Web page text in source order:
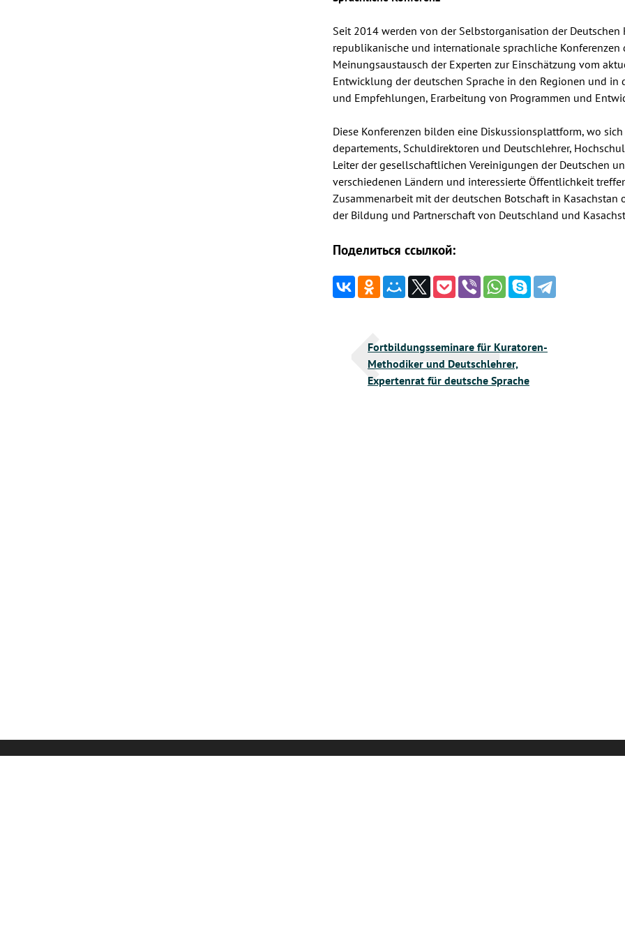
Seit 2014 werden von der Selbstorganisation der Deutschen
republikanische und internationale sprachliche
Meinungsaustausch der Experten zur Einschätzung vom
Entwicklung der deutschen Sprache in den Regionen und
und Empfehlungen, Erarbeitung von Programmen und
Diese Konferenzen bilden eine Diskussionsplattform, wo
departements, Schuldirektoren und Deutschlehrer,
Leiter der gesellschaftlichen Vereinigungen der Deutschen
verschiedenen Ländern und interessierte Öffentlichkeit
Zusammenarbeit mit der deutschen Botschaft in
der Bildung und Partnerschaft von Deutschland und
Поделиться ссылкой:
Fortbildungsseminare für Kuratoren-
Methodiker und Deutschlehrer,
Expertenrat für deutsche Sprache